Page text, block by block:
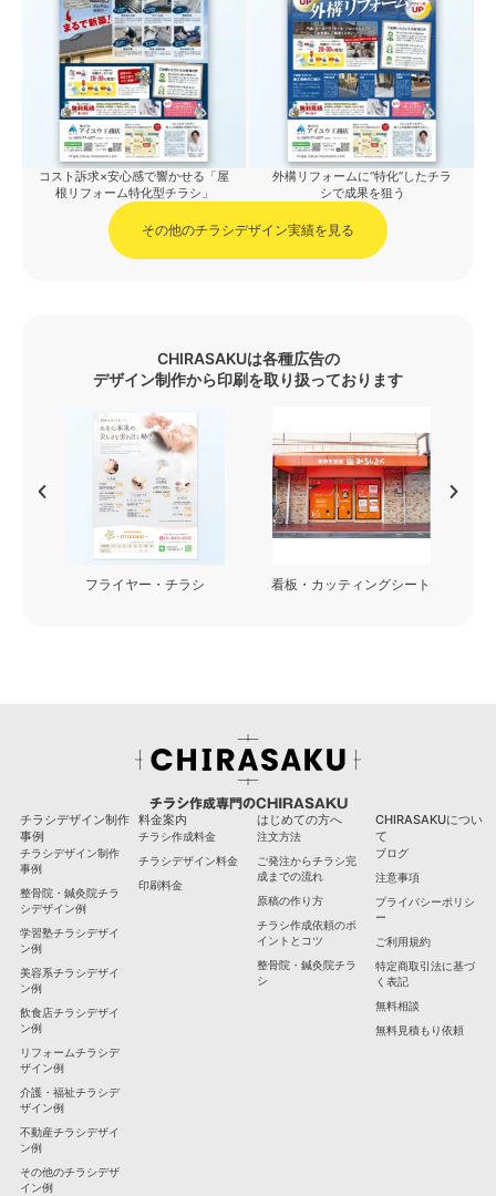
コスト訴求×安心感で響かせる「屋
根リフォーム特化型チラシ」
外構リフォームに“特化”したチラ
シで成果を狙う
その他のチラシデザイン実績を見る
CHIRASAKUは各種広告の
デザイン制作から印刷を取り扱っております
フライヤー・チラシ 看板・カッティングシート
チラシ作成専門のCHIRASAKU
チラシデザイン制作
事例
チラシデザイン制作
事例
整骨院・鍼灸院チラ
シデザイン例
学習塾チラシデザイ
ン例
美容系チラシデザイ
ン例
飲食店チラシデザイ
ン例
リフォームチラシデ
ザイン例
介護・福祉チラシデ
ザイン例
不動産チラシデザイ
ン例
その他のチラシデザ
イン例
料金案内
チラシ作成料金
チラシデザイン料金
印刷料金
はじめての方へ
注文方法
ご発注からチラシ完
成までの流れ
原稿の作り方
チラシ作成依頼のポ
イントとコツ
整骨院・鍼灸院チラ
シ
CHIRASAKUについ
て
ブログ
注意事項
プライバシーポリシ
ー
ご利用規約
特定商取引法に基づ
く表記
無料相談
無料見積もり依頼